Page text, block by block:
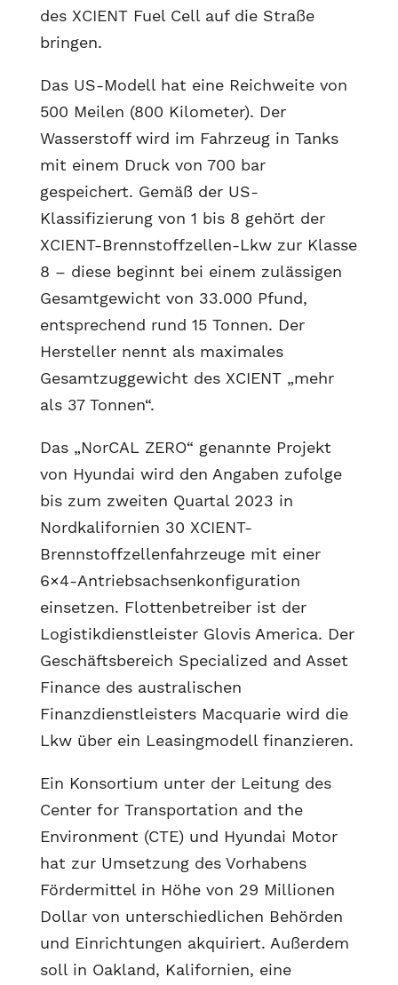
des XCIENT Fuel Cell auf die Straße
bringen.
Das US-Modell hat eine Reichweite von
500 Meilen (800 Kilometer). Der
Wasserstoff wird im Fahrzeug in Tanks
mit einem Druck von 700 bar
gespeichert. Gemäß der US-
Klassifizierung von 1 bis 8 gehört der
XCIENT-Brennstoffzellen-Lkw zur Klasse
8 – diese beginnt bei einem zulässigen
Gesamtgewicht von 33.000 Pfund,
entsprechend rund 15 Tonnen. Der
Hersteller nennt als maximales
Gesamtzuggewicht des XCIENT „mehr
als 37 Tonnen“.
Das „NorCAL ZERO“ genannte Projekt
von Hyundai wird den Angaben zufolge
bis zum zweiten Quartal 2023 in
Nordkalifornien 30 XCIENT-
Brennstoffzellenfahrzeuge mit einer
6×4-Antriebsachsenkonfiguration
einsetzen. Flottenbetreiber ist der
Logistikdienstleister Glovis America. Der
Geschäftsbereich Specialized and Asset
Finance des australischen
Finanzdienstleisters Macquarie wird die
Lkw über ein Leasingmodell finanzieren.
Ein Konsortium unter der Leitung des
Center for Transportation and the
Environment (CTE) und Hyundai Motor
hat zur Umsetzung des Vorhabens
Fördermittel in Höhe von 29 Millionen
Dollar von unterschiedlichen Behörden
und Einrichtungen akquiriert. Außerdem
soll in Oakland, Kalifornien, eine